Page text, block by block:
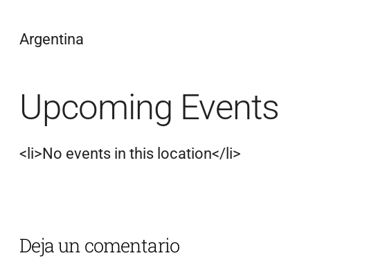
Argentina
Upcoming Events
<li>No events in this location</li>
Deja un comentario